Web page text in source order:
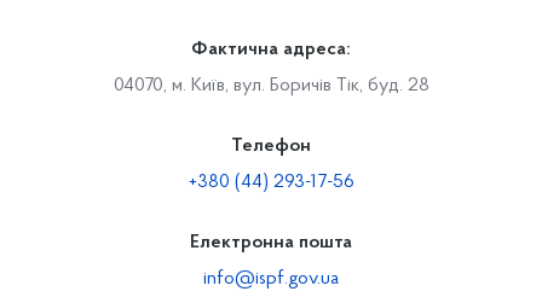
Фактична адреса:
04070, м. Київ, вул. Боричів Тік, буд. 28
Телефон
+380 (44) 293-17-56
Електронна пошта
info@ispf.gov.ua